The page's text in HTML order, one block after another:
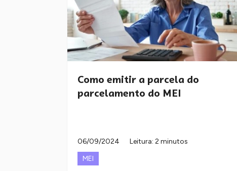
Como emitir a parcela do
parcelamento do MEI
06/09/2024
Leitura: 2 minutos
MEI